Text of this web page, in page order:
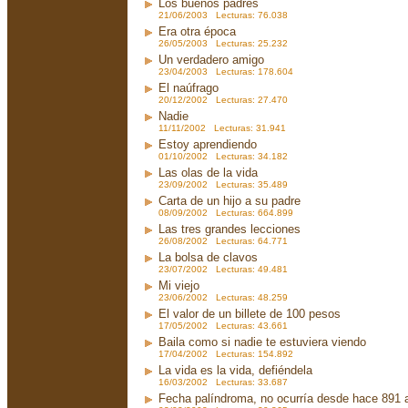
Los buenos padres
21/06/2003 Lecturas: 76.038
Era otra época
26/05/2003 Lecturas: 25.232
Un verdadero amigo
23/04/2003 Lecturas: 178.604
El naúfrago
20/12/2002 Lecturas: 27.470
Nadie
11/11/2002 Lecturas: 31.941
Estoy aprendiendo
01/10/2002 Lecturas: 34.182
Las olas de la vida
23/09/2002 Lecturas: 35.489
Carta de un hijo a su padre
08/09/2002 Lecturas: 664.899
Las tres grandes lecciones
26/08/2002 Lecturas: 64.771
La bolsa de clavos
23/07/2002 Lecturas: 49.481
Mi viejo
23/06/2002 Lecturas: 48.259
El valor de un billete de 100 pesos
17/05/2002 Lecturas: 43.661
Baila como si nadie te estuviera viendo
17/04/2002 Lecturas: 154.892
La vida es la vida, defiéndela
16/03/2002 Lecturas: 33.687
Fecha palíndroma, no ocurría desde hace 891